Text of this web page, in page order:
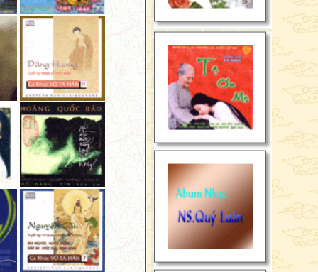
Không cầu mình thành tựu,
Với việc làm phi pháp,
Vị ấy thật trì giới,
Có trí tuệ đúng pháp.
Ít người giữa nhân loại,
Đến được bờ bên kia,
Còn số người còn lại
Sẽ đến bờ bên kia,
Vượt ma lực khó thoát.
Kẻ trí bỏ pháp đen,
Bỏ nhà sống không nhà,
Sống viễn ly khó lạc.